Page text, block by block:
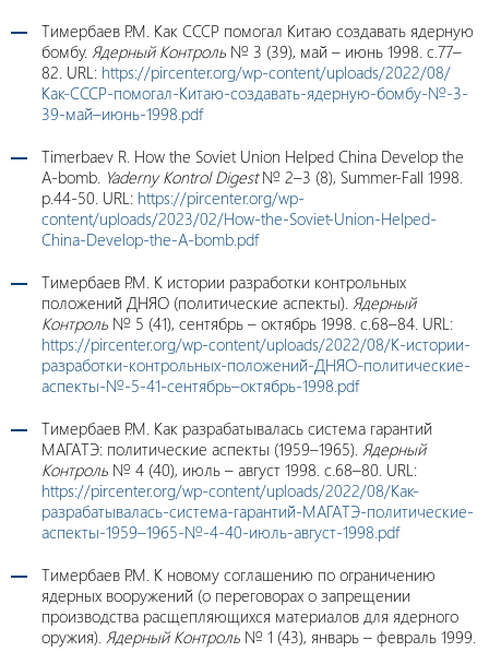
Тимербаев Р.М. Как СССР помогал Китаю создавать ядерную
бомбу. Ядерный Контроль № 3 (39), май – июнь 1998. c.77–
82. URL: https://pircenter.org/wp-content/uploads/2022/08/
Как-СССР-помогал-Китаю-создавать-ядерную-бомбу-№-3-
39-май–июнь-1998.pdf
Timerbaev R. How the Soviet Union Helped China Develop the
A-bomb. Yaderny Kontrol Digest № 2–3 (8), Summer-Fall 1998.
p.44-50. URL: https://pircenter.org/wp-
content/uploads/2023/02/How-the-Soviet-Union-Helped-
China-Develop-the-A-bomb.pdf
Тимербаев Р.М. К истории разработки контрольных
положений ДНЯО (политические аспекты). Ядерный
Контроль № 5 (41), сентябрь – октябрь 1998. с.68–84. URL:
https://pircenter.org/wp-content/uploads/2022/08/К-истории-
разработки-контрольных-положений-ДНЯО-политические-
аспекты-№-5-41-сентябрь–октябрь-1998.pdf
Тимербаев Р.М. Как разрабатывалась система гарантий
МАГАТЭ: политические аспекты (1959–1965). Ядерный
Контроль № 4 (40), июль – август 1998. c.68–80. URL:
https://pircenter.org/wp-content/uploads/2022/08/Как-
разрабатывалась-система-гарантий-МАГАТЭ-политические-
аспекты-1959–1965-№-4-40-июль-август-1998.pdf
Тимербаев Р.М. К новому соглашению по ограничению
ядерных вооружений (о переговорах о запрещении
производства расщепляющихся материалов для ядерного
оружия). Ядерный Контроль № 1 (43), январь – февраль 1999.